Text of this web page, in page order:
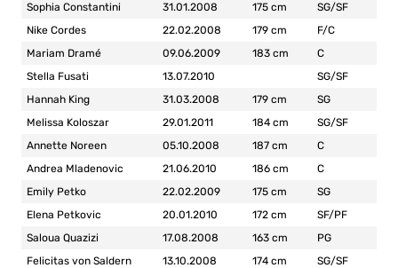
Sophia Constantini
31.01.2008 175 cm
SG/SF
Nike Cordes
22.02.2008 179 cm
F/C
Mariam Dramé
09.06.2009 183 cm
C
Stella Fusati
13.07.2010
SG/SF
Hannah King
31.03.2008 179 cm
SG
Melissa Koloszar
29.01.2011 184 cm
SG/SF
Annette Noreen
05.10.2008 187 cm
C
Andrea Mladenovic
21.06.2010 186 cm
C
Emily Petko
22.02.2009 175 cm
SG
Elena Petkovic
20.01.2010 172 cm
SF/PF
Saloua Quazizi
17.08.2008 163 cm
PG
Felicitas von Saldern
13.10.2008 174 cm
SG/SF